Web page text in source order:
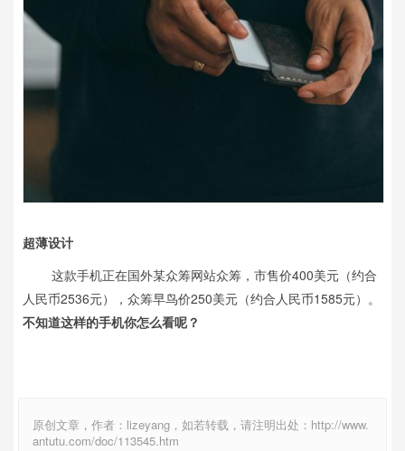
超薄设计
这款手机正在国外某众筹网站众筹，市售价400美元（约合
人民币2536元），众筹早鸟价250美元（约合人民币1585元）。
不知道这样的手机你怎么看呢？
原创文章，作者：lizeyang，如若转载，请注明出处：http://www.
antutu.com/doc/113545.htm